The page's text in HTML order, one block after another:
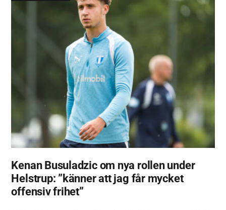
Kenan Busuladzic om nya rollen under
Helstrup: ”känner att jag får mycket
offensiv frihet”